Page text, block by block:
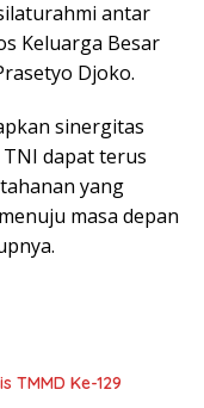
antar
Keluarga Besar
Djoko.
sinergitas
dapat terus
yang
masa depan
TMMD Ke-129